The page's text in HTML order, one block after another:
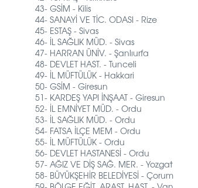
43- GSİM - Kilis
44- SANAYİ VE TİC. ODASI - Rize
45- ESTAŞ - Sivas
46- İL SAĞLIK MÜD. - Sivas
47- HARRAN ÜNİV. - Şanlıurfa
48- DEVLET HAST. - Tunceli
49- İL MÜFTÜLÜK - Hakkari
50- GSİM - Giresun
51- KARDEŞ YAPI İNŞAAT - Giresun
52- İL EMNİYET MÜD. - Ordu
53- İL SAĞLIK MÜD. - Ordu
54- FATSA İLÇE MEM - Ordu
55- İL MÜFTÜLÜK - Ordu
56- DEVLET HASTANESİ - Ordu
57- AĞIZ VE DİŞ SAĞ. MER. - Yozgat
58- BÜYÜKŞEHİR BELEDİYESİ - Çorum